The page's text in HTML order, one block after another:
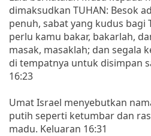
dimaksudkan TUHAN: Besok
penuh, sabat yang kudus bagi
perlu kamu bakar, bakarlah,
masak, masaklah; dan segala
di tempatnya untuk disimpan
16:23
Umat Israel menyebutkan
putih seperti ketumbar dan
madu. Keluaran 16:31